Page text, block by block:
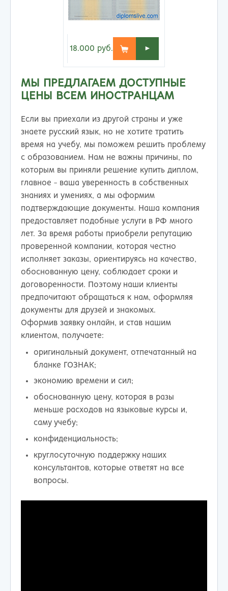
18.000 руб. ►
МЫ ПРЕДЛАГАЕМ ДОСТУПНЫЕ
ЦЕНЫ ВСЕМ ИНОСТРАНЦАМ
Если вы приехали из другой страны и уже
знаете русский язык, но не хотите тратить
время на учебу, мы поможем решить проблему
с образованием. Нам не важны причины, по
которым вы приняли решение купить диплом,
главное - ваша уверенность в собственных
знаниях и умениях, а мы оформим
подтверждающие документы. Наша компания
предоставляет подобные услуги в РФ много
лет. За время работы приобрели репутацию
проверенной компании, которая честно
исполняет заказы, ориентируясь на качество,
обоснованную цену, соблюдает сроки и
договоренности. Поэтому наши клиенты
предпочитают обращаться к нам, оформляя
документы для друзей и знакомых.
Оформив заявку онлайн, и став нашим
клиентом, получаете:
оригинальный документ, отпечатанный на
бланке ГОЗНАК;
экономию времени и сил;
обоснованную цену, которая в разы
меньше расходов на языковые курсы и,
саму учебу;
конфиденциальность;
круглосуточную поддержку наших
консультантов, которые ответят на все
вопросы.